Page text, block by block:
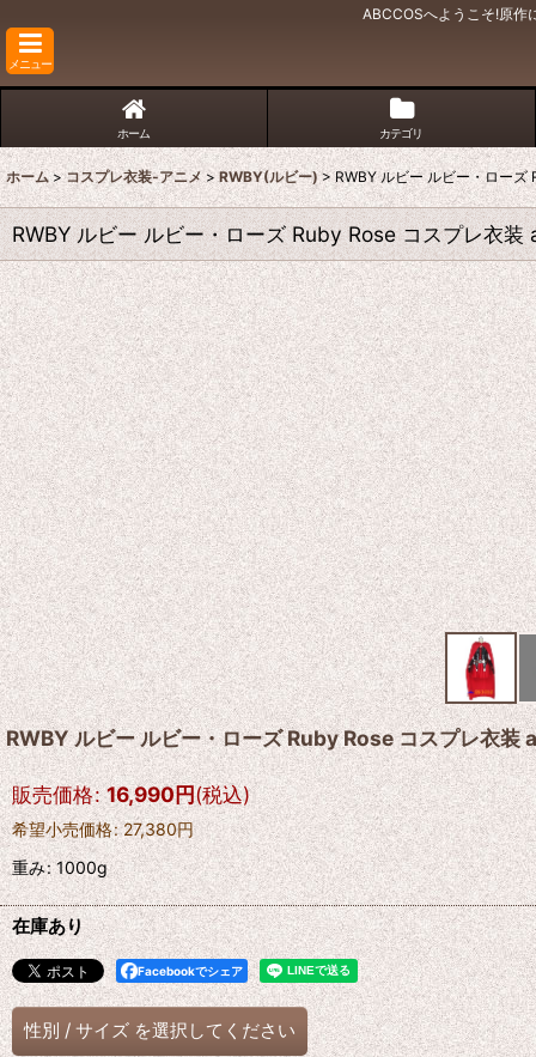
ABCCOSへようこそ!原作
メニュー
ホーム カテゴリ
ホーム > コスプレ衣装-アニメ > RWBY(ルビー) > RWBY ルビー ルビー・ロー
RWBY ルビー ルビー・ローズ Ruby Rose コスプレ衣
RWBY ルビー ルビー・ローズ Ruby Rose コスプレ衣装
販売価格: 16,990円(税込)
希望小売価格: 27,380円
重み:1000g
在庫あり
Facebookでシェア
性別 / サイズ を選択してください